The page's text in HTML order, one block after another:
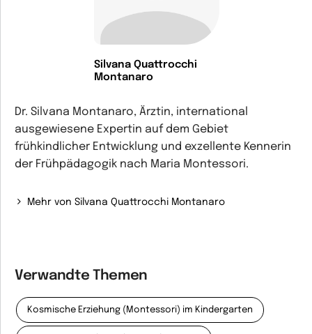
Silvana Quattrocchi
Montanaro
Dr. Silvana Montanaro, Ärztin, international
ausgewiesene Expertin auf dem Gebiet
frühkindlicher Entwicklung und exzellente Kennerin
der Frühpädagogik nach Maria Montessori.
Mehr von Silvana Quattrocchi Montanaro
Verwandte Themen
Kosmische Erziehung (Montessori) im Kindergarten